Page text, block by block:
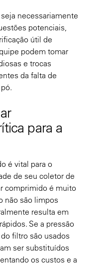
necessariamente
potenciais,
útil de
podem tomar
e trocas
da falta de
para a
é vital para o
de seu coletor de
comprimido é muito
não são limpos
resulta em
Se a pressão
filtro são usados
ser substituídos
os custos e a